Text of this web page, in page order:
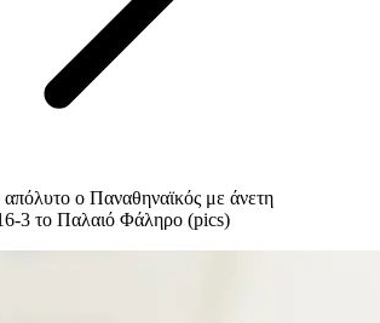
απόλυτο ο Παναθηναϊκός με άνετη
3 το Παλαιό Φάληρο (pics)